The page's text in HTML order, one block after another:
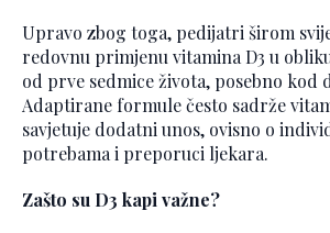
Upravo zbog toga, pedijatri širom
redovnu primjenu vitamina D3 u
od prve sedmice života, posebno kod
Adaptirane formule često sadrže
savjetuje dodatni unos, ovisno o
potrebama i preporuci ljekara.
Zašto su D3 kapi važne?